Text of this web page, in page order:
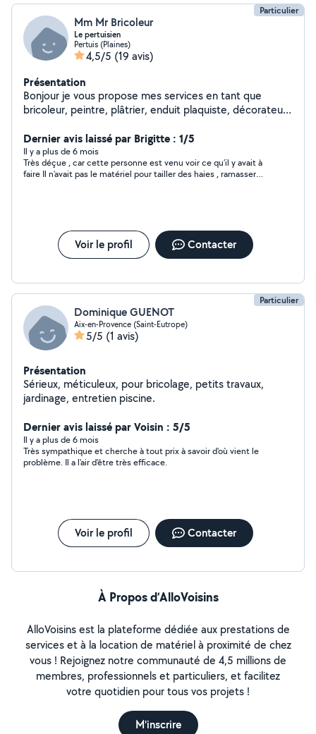
Particulier
Mm Mr Bricoleur
Le pertuisien
Pertuis (Plaines)
4,5/5 (19 avis)
Présentation
Bonjour je vous propose mes services en tant que
bricoleur, peintre, plâtrier, enduit plaquiste, décorateur
votre service. Un homme sympa.
Dernier avis laissé par Brigitte : 1/5
Il y a plus de 6 mois
Très déçue , car cette personne est venu voir ce qu’il y avait à
faire Il n’avait pas le matériel pour tailler des haies , ramasser
Voir le profil Contacter
Particulier
Dominique GUENOT
Aix-en-Provence (Saint-Eutrope)
5/5 (1 avis)
Présentation
Sérieux, méticuleux, pour bricolage, petits travaux,
jardinage, entretien piscine.
Dernier avis laissé par Voisin : 5/5
Il y a plus de 6 mois
Très sympathique et cherche à tout prix à savoir d'où vient le
problème. Il a l'air d'être très efficace.
Voir le profil Contacter
À Propos d’AlloVoisins
AlloVoisins est la plateforme dédiée aux prestations de
services et à la location de matériel à proximité de chez
vous ! Rejoignez notre communauté de 4,5 millions de
membres, professionnels et particuliers, et facilitez
votre quotidien pour tous vos projets !
M'inscrire